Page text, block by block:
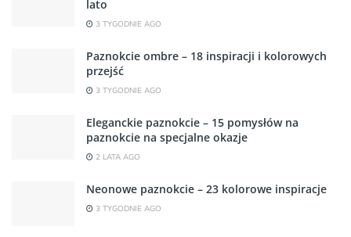
lato
3 TYGODNIE AGO
Paznokcie ombre – 18 inspiracji i kolorowych
przejść
3 TYGODNIE AGO
Eleganckie paznokcie – 15 pomysłów na
paznokcie na specjalne okazje
2 LATA AGO
Neonowe paznokcie – 23 kolorowe inspiracje
3 TYGODNIE AGO